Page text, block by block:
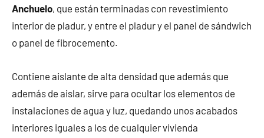
Anchuelo, que están terminadas con revestimiento
interior de pladur, y entre el pladur y el panel de sándwich
o panel de fibrocemento.
Contiene aislante de alta densidad que además que
además de aislar, sirve para ocultar los elementos de
instalaciones de agua y luz, quedando unos acabados
interiores iguales a los de cualquier vivienda